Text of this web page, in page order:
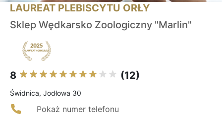
LAUREAT PLEBISCYTU ORŁY
Sklep Wędkarsko Zoologiczny "Marlin"
8 (12)
Świdnica, Jodłowa 30
Pokaż numer telefonu